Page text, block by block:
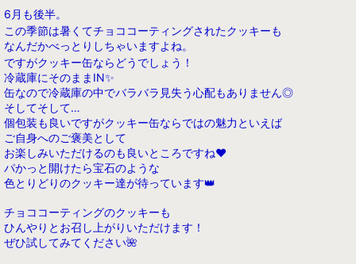
6月も後半。
この季節は暑くてチョココーティングされたクッキーも
なんだかべっとりしちゃいますよね。
ですがクッキー缶ならどうでしょう！
冷蔵庫にそのままIN✨
缶なので冷蔵庫の中でバラバラ見失う心配もありません◎
そしてそして…
個包装も良いですがクッキー缶ならではの魅力といえば
ご自身へのご褒美として
お楽しみいただけるのも良いところですね♥
パかっと開けたら宝石のような
色とりどりのクッキー達が待っています👑
チョココーティングのクッキーも
ひんやりとお召し上がりいただけます！
ぜひ試してみてください🌺